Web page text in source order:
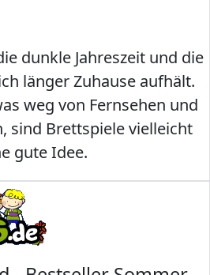
dunkle Jahreszeit und die
länger Zuhause aufhält.
weg von Fernsehen und
sind Brettspiele vielleicht
gute Idee.